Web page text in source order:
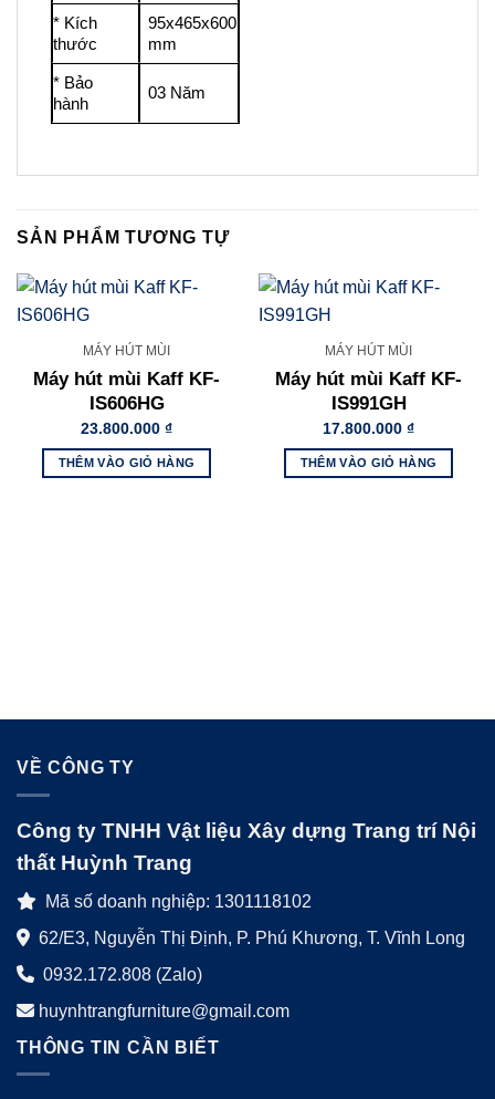
* Kích
thước
95x465x600
mm
* Bảo
hành
03 Năm
SẢN PHẨM TƯƠNG TỰ
MÁY HÚT MÙI
Máy hút mùi Kaff KF-
IS606HG
23.800.000 ₫
THÊM VÀO GIỎ HÀNG
MÁY HÚT MÙI
Máy hút mùi Kaff KF-
IS991GH
17.800.000 ₫
THÊM VÀO GIỎ HÀNG
VỀ CÔNG TY
Công ty TNHH Vật liệu Xây dựng Trang trí Nội
thất Huỳnh Trang
Mã số doanh nghiệp: 1301118102
62/E3, Nguyễn Thị Định, P. Phú Khương, T. Vĩnh Long
0932.172.808 (Zalo)
huynhtrangfurniture@gmail.com
THÔNG TIN CẦN BIẾT